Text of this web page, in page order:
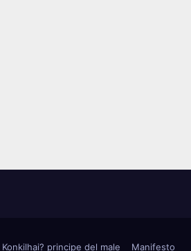
Konkilhai? principe del male Manifesto